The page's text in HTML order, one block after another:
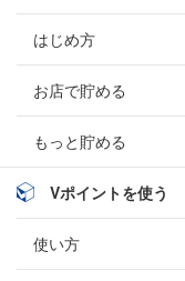
はじめ方
お店で貯める
もっと貯める
Vポイントを使う
使い方